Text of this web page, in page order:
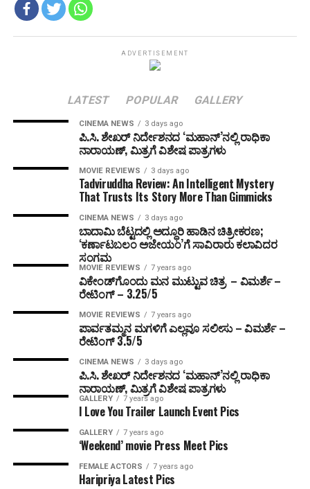
ADVERTISEMENT
LATEST POPULAR GALLERY
CINEMA NEWS 3 days ago
ಪಿ.ಸಿ. ಶೇಖರ್ ನಿರ್ದೇಶನದ ‘ಮಹಾನ್’ನಲ್ಲಿ ರಾಧಿಕಾ
ನಾರಾಯಣ್, ಮಿತ್ರಗೆ ವಿಶೇಷ ಪಾತ್ರಗಳು
MOVIE REVIEWS 3 days ago
Tadviruddha Review: An Intelligent Mystery
That Trusts Its Story More Than Gimmicks
CINEMA NEWS 3 days ago
ಬಾದಾಮಿ ಬೆಟ್ಟದಲ್ಲಿ ಅದ್ಧೂರಿ ಹಾಡಿನ ಚಿತ್ರೀಕರಣ;
‘ಕರ್ಣಾಟಬಲಂ ಅಜೇಯಂ’ಗೆ ಸಾವಿರಾರು ಕಲಾವಿದರ
ಸಂಗಮ
MOVIE REVIEWS 7 years ago
ವಿಕೇಂಡ್‌ಗೊಂದು ಮನ ಮುಟ್ಟುವ ಚಿತ್ರ – ವಿಮರ್ಶೆ –
ರೇಟಿಂಗ್ – 3.25/5
MOVIE REVIEWS 7 years ago
ಪಾರ್ವತಮ್ಮನ ಮಗಳಿಗೆ ಎಲ್ಲವೂ ಸಲೀಸು – ವಿಮರ್ಶೆ –
ರೇಟಿಂಗ್ 3.5/5
CINEMA NEWS 3 days ago
ಪಿ.ಸಿ. ಶೇಖರ್ ನಿರ್ದೇಶನದ ‘ಮಹಾನ್’ನಲ್ಲಿ ರಾಧಿಕಾ
ನಾರಾಯಣ್, ಮಿತ್ರಗೆ ವಿಶೇಷ ಪಾತ್ರಗಳು
GALLERY 7 years ago
I Love You Trailer Launch Event Pics
GALLERY 7 years ago
‘Weekend’ movie Press Meet Pics
FEMALE ACTORS 7 years ago
Haripriya Latest Pics